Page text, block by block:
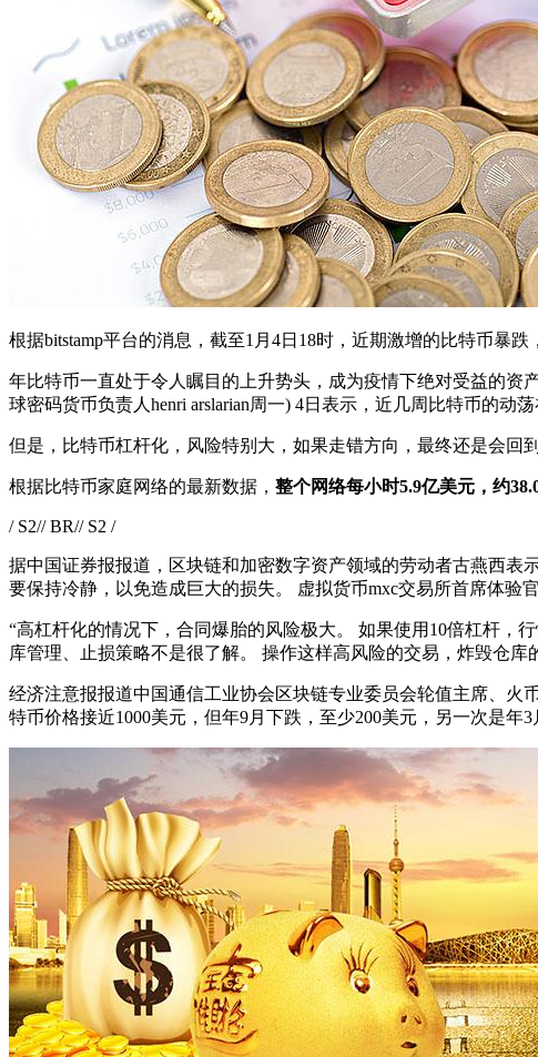
根据bitstamp平台的消息，截至1月4日18时，近期激增的比特币暴
年比特币一直处于令人瞩目的上升势头，成为疫情下绝对受益的资
球密码货币负责人henri arslarian周一) 4日表示，近几周比特币的动
但是，比特币杠杆化，风险特别大，如果走错方向，最终还是会回
根据比特币家庭网络的最新数据， 整个网络每小时5.9亿美元，约
/ S2// BR// S2 /
据中国证券报报道，区块链和加密数字资产领域的劳动者古燕西
要保持冷静，以免造成巨大的损失。 虚拟货币mxc交易所首席体验
“高杠杆化的情况下，合同爆胎的风险极大。 如果使用10倍杠杆，
库管理、止损策略不是很了解。 操作这样高风险的交易，炸毁仓库
经济注意报报道中国通信工业协会区块链专业委员会轮值主席、火
特币价格接近1000美元，但年9月下跌，至少200美元，另一次是年